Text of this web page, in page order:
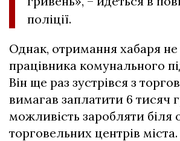
поліції.
Однак, отримання хабаря
працівника комунального
Він ще раз зустрівся з
вимагав заплатити 6 тисяч
можливість заробляти біля
торговельних центрів міста.